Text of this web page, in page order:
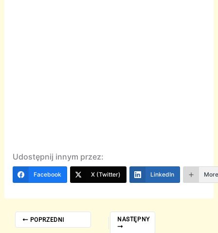
Udostępnij innym przez:
Facebook X (Twitter) LinkedIn
POPRZEDNI NASTĘPNY